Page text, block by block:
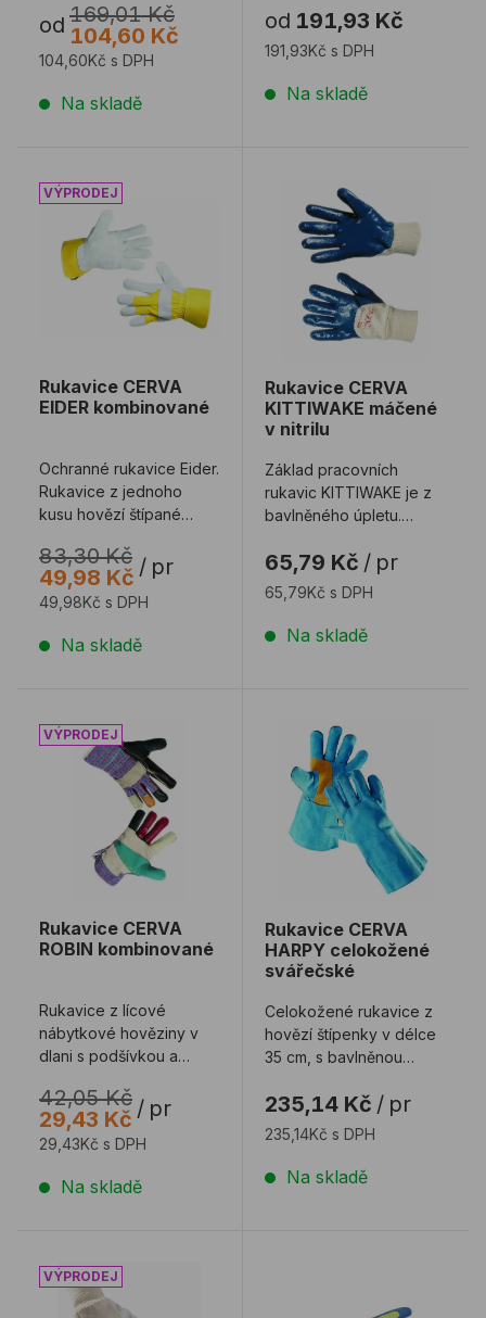
prostředí, tloušťka ...
od 169,01 Kč
104,60 Kč
104,60Kč s DPH
Na skladě
AD-APT, o 31% snížená
...
od 191,93 Kč
191,93Kč s DPH
Na skladě
Rukavice CERVA EIDER kombinované
Rukavice CERVA
EIDER kombinované
Ochranné rukavice Eider.
Rukavice z jednoho
kusu hovězí štípané
podšívkou. Hřbetní čá ...
83,30 Kč
49,98 Kč / pr
49,98Kč s DPH
Na skladě
Rukavice CERVA
KITTIWAKE máčené
v nitrilu
Základ pracovních
rukavic KITTIWAKE je z
bavlněného úpletu.
polomáčeny v nitrilu. Mají
...
65,79 Kč / pr
65,79Kč s DPH
Na skladě
Rukavice CERVA ROBIN kombinované
Rukavice CERVA
ROBIN kombinované
Rukavice z lícové
nábytkové hověziny v
dlani s podšívkou a
zádech a manžetě.
42,05 Kč
29,43 Kč / pr
29,43Kč s DPH
Na skladě
Rukavice CERVA
Rukavice CERVA
HARPY celokožené
svářečské
Celokožené rukavice z
hovězí štípenky v délce
35 cm, s bavlněnou
dlani a kryt ...
235,14 Kč / pr
235,14Kč s DPH
Na skladě
Rukavice CERVA PELICAN PLUS kombinované